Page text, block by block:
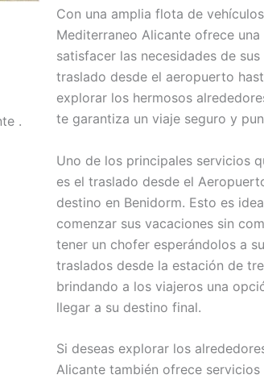
.
Con una amplia flota de
Mediterraneo Alicante ofrece
satisfacer las necesidades de
traslado desde el aeropuerto
explorar los hermosos
te garantiza un viaje seguro y
Uno de los principales servicios
es el traslado desde el
destino en Benidorm. Esto es
comenzar sus vacaciones sin
tener un chofer esperándolos a
traslados desde la estación de
brindando a los viajeros una
llegar a su destino final.
Si deseas explorar los
Alicante también ofrece